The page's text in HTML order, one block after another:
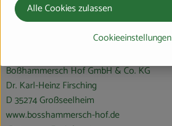
Boßhammersch Hof GmbH & Co. KG
Dr. Karl-Heinz Firsching
D 35274 Großseelheim
www.bosshammersch-hof.de
Cookieeinstellungen
Alle Cookies zulassen